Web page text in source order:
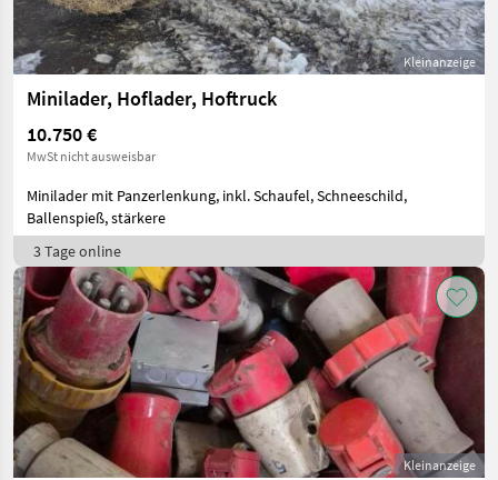
Kleinanzeige
Minilader, Hoflader, Hoftruck
10.750 €
MwSt nicht ausweisbar
Minilader mit Panzerlenkung, inkl. Schaufel, Schneeschild,
Ballenspieß, stärkere
3 Tage online
Kleinanzeige